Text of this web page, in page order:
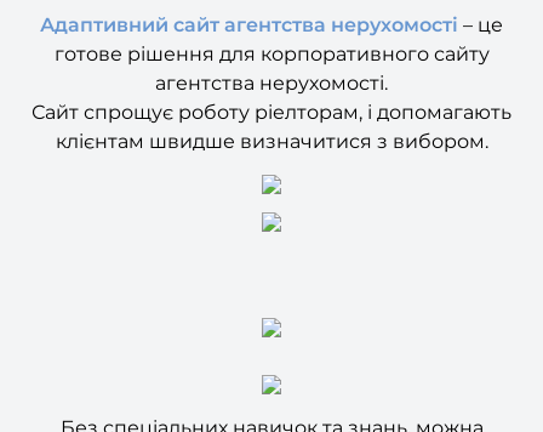
готове рішення для корпоративного сайту
агентства нерухомості.
Сайт спрощує роботу ріелторам, і допомагають
клієнтам швидше визначитися з вибором.
Без спеціальних навичок та знань, можна
самостійно налаштувати всі сторінки та розділи